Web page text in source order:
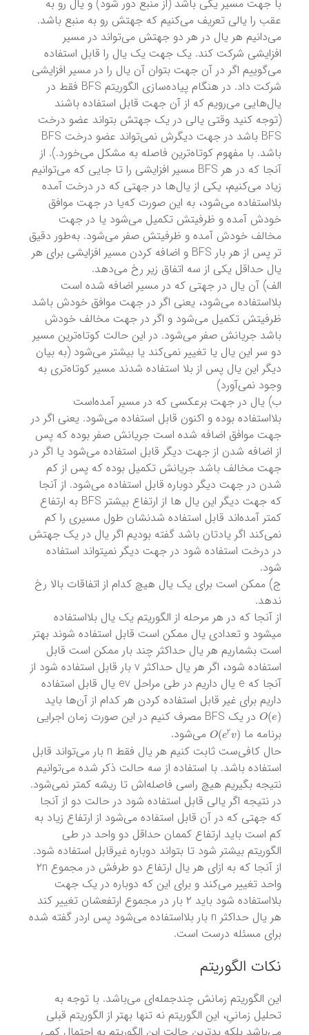
با جهت مسیر یکی باشد (از منبع دور شود) و یال رو به
عقب را یالی تعریف می‌کنیم که جهتش رو به منبع باشد.
می‌دانیم هر یال در هر دو جهتش می‌تواند در مسیر
افزایشی شرکت کند. یک جهت یک یال را قابل استفاده
می‌گوییم اگر در آن جهت بتوان آن یال را در مسیر افزایشی
شرکت داد. در هنگام پیاده‌سازی الگوریتم BFS فقط در
یال‌هایی می‌رویم که از آن جهت قابل استفاده باشند‌
(توجه کنید وقتی یالی در یک جهتش بتواند عضو درخت
BFS باشد در جهت دیگرش نمی‌تواند عضو درخت BFS
باشد. با مفهوم کوتاه‌ترین فاصله به مشکل می‌خورد.). از
آنجا که در هر BFS مسیر افزایشی را تا جایی که می‌توانیم
زیاد می‌کنیم،‌ یکی از یال‌ها در جهتی که در درخت آمده
بلااستفاده می‌شود،‌ به این صورت که‌یا در جهت موافق
خودش آمده و ظرفیتش تکمیل می‌شود یا در جهت
مخالف خودش آمده و ظرفیتش صفر می‌شود. به‌طور دقیق
تر پس از هر بار BFS و اضافه کردن مسیر افزایشی برای هر
یال حداقل یکی از سه اتفاق زیر رخ می‌دهد.
الف) آن یال در جهتی که در مسیر اضافه شده است
بلااستفاده می‌شود،‌ یعنی اگر در جهت موافق خودش باشد
ظرفیتش تکمیل می‌شود و اگر در جهت مخالف خودش
باشد جریانش صفر می‌شود. در این حالت کوتاه‌ترین مسیر
دو سر این یال یا تغییر نمی‌کند یا بیشتر می‌شود (به بیان
دیگر این یال پس از بلا استفاده شدند مسیر کوتاه‌تری به
وجود نمی‌آورد)
ب) یال در جهت برعکسی که در مسیر آمده‌است
بلااستفاده بوده و اکنون قابل استفاده می‌شود. یعنی اگر در
جهت موافق اضافه شده است جریانش صفر بوده که پس
از اضافه شدن از جهت دیگر قابل استفاده می‌شود یا اگر در
جهت مخالف باشد جریانش تکمیل بوده که پس از کم
شدن در جهت دیگر دوباره قابل استفاده می‌شود. از آنجا
که جهت دیگر این یال ها از ارتفاع بیشتر ‌BFS به ارتفاع
کمتر آمده‌اند قابل استفاده شدنشان طول مسیری را کم
نمی‌کند اگر یادتان باشد گفته بودیم اگر یال در یک جهتش
در درخت استفاده شود در جهت دیگر نمیتواند استفاده
شود.
ج) ممکن است برای یک یال هیچ کدام از اتفاقات بالا رخ
ندهد.
از آنجا که در هر مرحله از الگوریتم یک یال بلااستفاده
میشود و تعدادی یال ممکن است قابل استفاده شوند بهتر
است بشماریم هر یال حداکثر چند بار ممکن است قابل
استفاده شود،‌ اگر هر یال حداکثر v بار قابل استفاده شود از
آنجا که e یال داریم در طی مراحل ev یال قابل استفاده
داریم برای غیر قابل استفاده کردن هر کدام از آن‌ها باید
O(e)
در یک BFS مصرف کنیم در این صورت زمان اجرایی
برنامه ما
O (e2 v)
می‌شود.
حال کافی‌ست ثابت کنیم هر یال فقط n بار می‌تواند قابل
استفاده باشد. با استفاده از سه حالت ذکر شده می‌توانیم
نتیجه بگیریم هیچ راسی فاصله‌اش تا ریشه کمتر نمی‌شود.
در نتیجه اگر یالی قابل استفاده شود در حالت دو از آنجا
که جهتی که در آن قابل استفاده می‌شود از ارتفاع زیاد به
کم است باید ارتفاع کممان حداقل دو واحد در طی
الگوریتم بیشتر شود تا بتواند دوباره غیرقابل استفاده شود.
از آنجا که به ازای هر یال ارتفاع دو طرفش در مجموع ۲n
واحد تغییر می‌کند و برای این که دوباره در یک جهت
بلااستفاده شود باید ۲ بار در مجموع ارتفعشان تغییر کند
هر یال حداکثر n بار بلااستفاده می‌شود پس اردر گفته شده
برای مسئله درست است.
نکات الگوریتم
این الگوریتم زمانش چندجمله‌ای می‌باشد. با توجه به
تحلیل زمانیِ، این الگوریتم نه تنها بهتر از الگوریتم قبلی